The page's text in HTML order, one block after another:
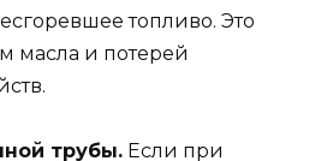
топливо. Это
масла и потерей
трубы. Если при